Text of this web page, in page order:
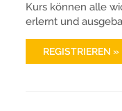
Kurs können alle
erlernt und
REGISTRIEREN »